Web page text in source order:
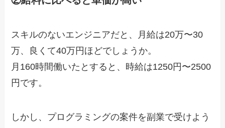
スキルのないエンジニアだと、月給は20万〜30
万、良くて40万円ほどでしょうか。
月160時間働いたとすると、時給は1250円〜2500
円です。
しかし、プログラミングの案件を副業で受けよう